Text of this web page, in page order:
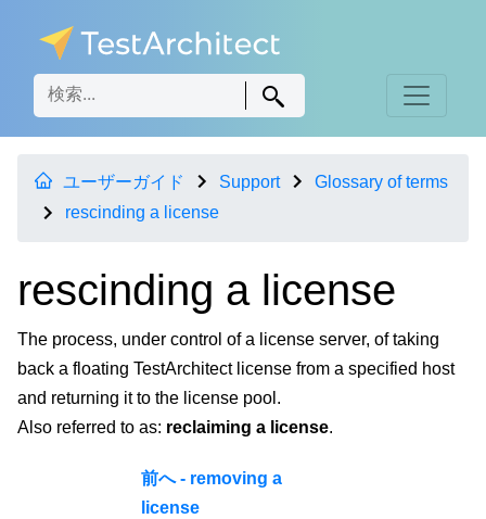
ユーザーガイド Support
Glossary of terms
rescinding a license
rescinding a license
The process, under control of a license server, of taking
back a floating TestArchitect license from a specified host
and returning it to the license pool.
Also referred to as: reclaiming a license.
前へ - removing a
license